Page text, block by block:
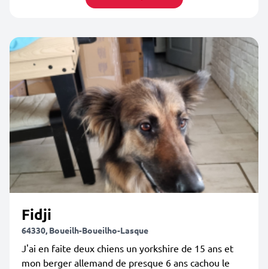
Fidji
64330, Boueilh-Boueilho-Lasque
J'ai en faite deux chiens un yorkshire de 15 ans et
mon berger allemand de presque 6 ans cachou le